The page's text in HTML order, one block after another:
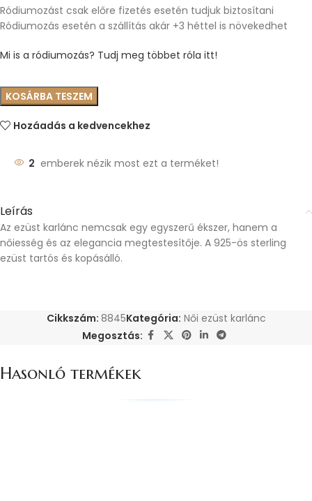
Ródiumozást csak előre fizetés esetén tudjuk biztosítani
Ródiumozás esetén a szállítás akár +3 héttel is növekedhet
Mi is a ródiumozás? Tudj meg többet róla itt!
KOSÁRBA TESZEM
Hozáadás a kedvencekhez
2 emberek nézik most ezt a terméket!
Leírás
Az ezüst karlánc nemcsak egy egyszerű ékszer, hanem a
nőiesség és az elegancia megtestesítője. A 925-ös sterling
ezüst tartós és kopásálló.
Cikkszám: 8845Kategória: Női ezüst karlánc
Megosztás:
Hasonló termékek